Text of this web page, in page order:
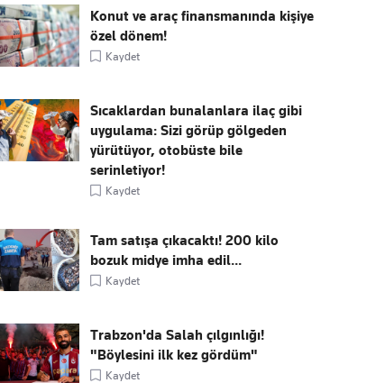
Konut ve araç finansmanında kişiye
özel dönem!
Kaydet
Sıcaklardan bunalanlara ilaç gibi
uygulama: Sizi görüp gölgeden
yürütüyor, otobüste bile
serinletiyor!
Kaydet
Tam satışa çıkacaktı! 200 kilo
bozuk midye imha edil...
Kaydet
Trabzon'da Salah çılgınlığı!
"Böylesini ilk kez gördüm"
Kaydet